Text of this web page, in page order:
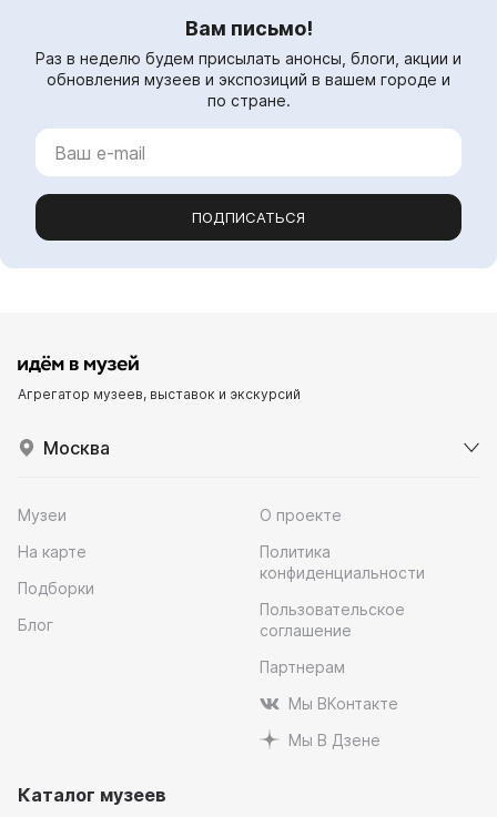
Вам письмо!
Раз в неделю будем присылать анонсы, блоги, акции и
обновления музеев и экспозиций в вашем городе и
по стране.
ПОДПИСАТЬСЯ
Агрегатор музеев, выставок и экскурсий
Москва
Музеи
На карте
Подборки
Блог
О проекте
Политика
конфиденциальности
Пользовательское
соглашение
Партнерам
Мы ВКонтакте
Мы В Дзене
Каталог музеев